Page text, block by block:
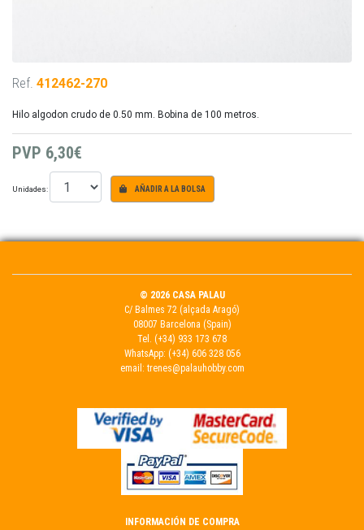
Ref. 412462-270
Hilo algodon crudo de 0.50 mm. Bobina de 100 metros.
PVP 6,30€
Unidades: AÑADIR A LA BOLSA
© 2026 CASA PALAU
C/ Balmes 72 (alçada Aragó)
08007 Barcelona (Spain)
Tel. (+34) 933 173 678
WhatsApp: (+34) 606 328 056
email: trenes@palauhobby.com
INFORMACIÓN DE COMPRA